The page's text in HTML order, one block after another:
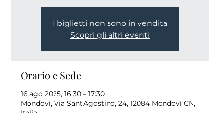
I biglietti non sono in vendita
Scopri gli altri eventi
Orario e Sede
16 ago 2025, 16:30 – 17:30
Mondovì, Via Sant'Agostino, 24, 12084 Mondovì CN,